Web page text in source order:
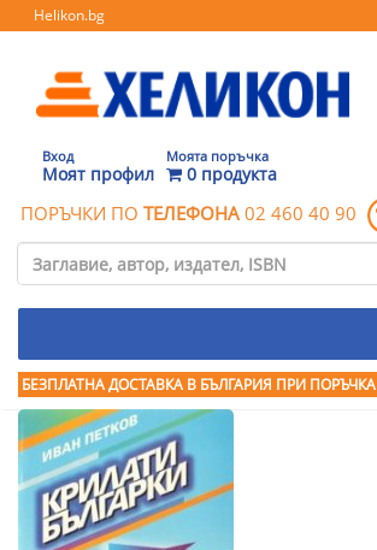
Helikon.bg
Вход
Моят профил
Моята поръчка
0 продукта
ПОРЪЧКИ ПО ТЕЛЕФОНА 02 460 40 90
БЕЗПЛАТНА ДОСТАВКА В БЪЛГАРИЯ ПРИ ПОРЪЧКА